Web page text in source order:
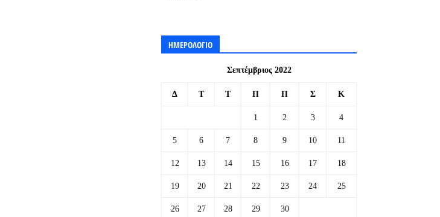
ΗΜΕΡΟΛΟΓΙΟ
Σεπτέμβριος 2022
Δ Τ Τ Π Π Σ Κ
1 2 3 4
5 6 7 8 9 10 11
12 13 14 15 16 17 18
19 20 21 22 23 24 25
26 27 28 29 30